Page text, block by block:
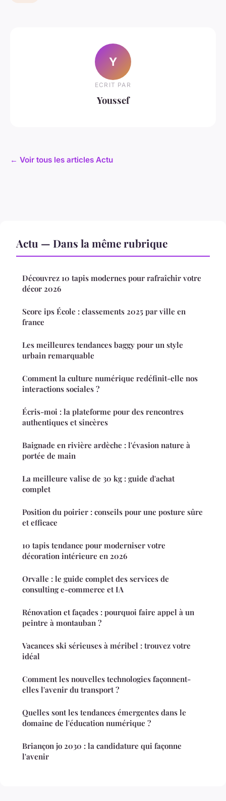
Y
ECRIT PAR
Youssef
← Voir tous les articles Actu
Actu — Dans la même rubrique
Découvrez 10 tapis modernes pour rafraîchir votre
décor 2026
Score ips École : classements 2025 par ville en
france
Les meilleures tendances baggy pour un style
urbain remarquable
Comment la culture numérique redéfinit-elle nos
interactions sociales ?
Écris-moi : la plateforme pour des rencontres
authentiques et sincères
Baignade en rivière ardèche : l'évasion nature à
portée de main
La meilleure valise de 30 kg : guide d'achat
complet
Position du poirier : conseils pour une posture sûre
et efficace
10 tapis tendance pour moderniser votre
décoration intérieure en 2026
Orvalle : le guide complet des services de
consulting e-commerce et IA
Rénovation et façades : pourquoi faire appel à un
peintre à montauban ?
Vacances ski sérieuses à méribel : trouvez votre
idéal
Comment les nouvelles technologies façonnent-
elles l'avenir du transport ?
Quelles sont les tendances émergentes dans le
domaine de l'éducation numérique ?
Briançon jo 2030 : la candidature qui façonne
l'avenir